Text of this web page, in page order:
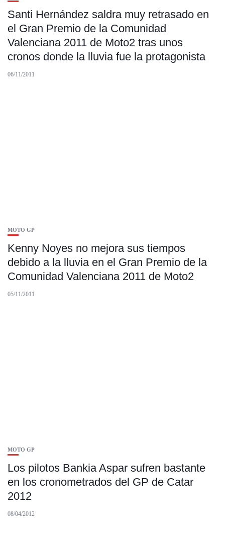
Santi Hernández saldra muy retrasado en
el Gran Premio de la Comunidad
Valenciana 2011 de Moto2 tras unos
cronos donde la lluvia fue la protagonista
06/11/2011
MOTO GP
Kenny Noyes no mejora sus tiempos
debido a la lluvia en el Gran Premio de la
Comunidad Valenciana 2011 de Moto2
05/11/2011
MOTO GP
Los pilotos Bankia Aspar sufren bastante
en los cronometrados del GP de Catar
2012
08/04/2012